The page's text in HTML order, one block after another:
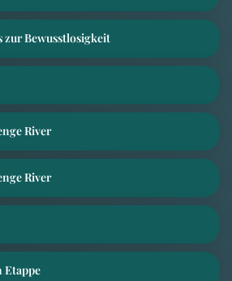
zur Bewusstlosigkeit
River
River
Etappe